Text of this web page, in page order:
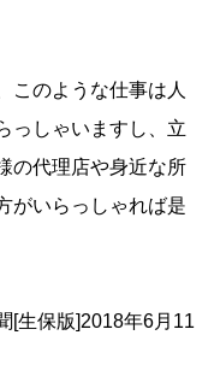
このような仕事は人
っしゃいますし、立
の代理店や身近な所
がいらっしゃれば是
保版]2018年6月11